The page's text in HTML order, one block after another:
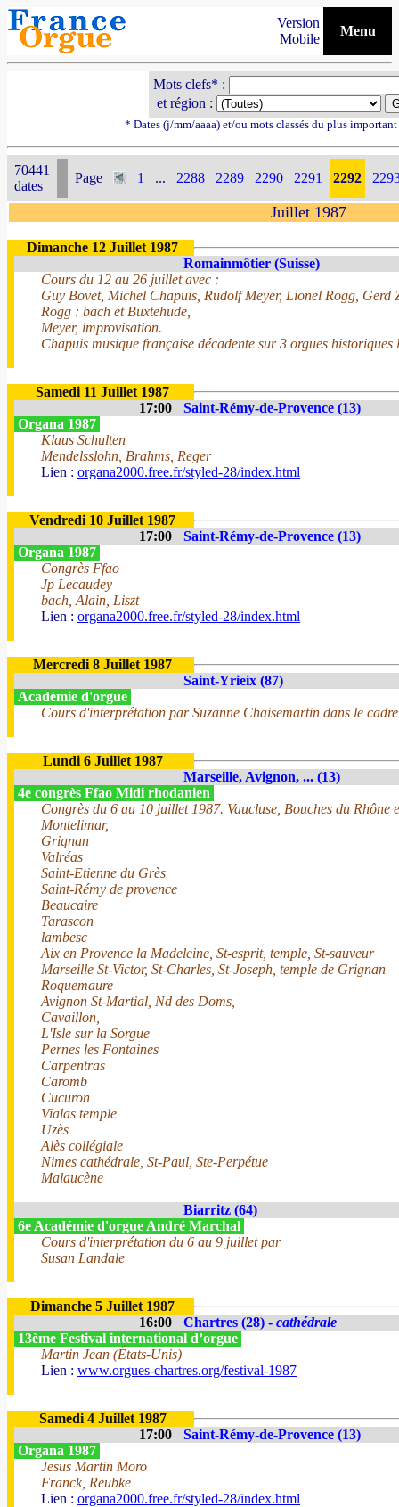
Version
Mobile
Menu
Mots clefs* :
et région :
* Dates (j/mm/aaaa) et/ou mots classés du plus
70441
dates
Page 1 ... 2288 2289 2290 2291 2292
Juillet 1987
Dimanche 12 Juillet 1987
Romainmôtier (Suisse)
Cours du 12 au 26 juillet avec :
Guy Bovet, Michel Chapuis, Rudolf Meyer, Lionel Rogg, Gerd
Rogg : bach et Buxtehude,
Meyer, improvisation.
Chapuis musique française décadente sur 3 orgues
Samedi 11 Juillet 1987
17:00
Saint-Rémy-de-Provence (13)
Organa 1987
Klaus Schulten
Mendelsslohn, Brahms, Reger
Lien : organa2000.free.fr/styled-28/index.html
Vendredi 10 Juillet 1987
17:00
Saint-Rémy-de-Provence (13)
Organa 1987
Congrès Ffao
Jp Lecaudey
bach, Alain, Liszt
Lien : organa2000.free.fr/styled-28/index.html
Mercredi 8 Juillet 1987
Saint-Yrieix (87)
Académie d'orgue
Cours d'interprétation par Suzanne Chaisemartin dans le
Lundi 6 Juillet 1987
Marseille, Avignon, ... (13)
4e congrès Ffao Midi rhodanien
Congrès du 6 au 10 juillet 1987. Vaucluse, Bouches du Rhône
Montelimar,
Grignan
Valréas
Saint-Etienne du Grès
Saint-Rémy de provence
Beaucaire
Tarascon
lambesc
Aix en Provence la Madeleine, St-esprit, temple, St-sauveur
Marseille St-Victor, St-Charles, St-Joseph, temple de Grignan
Roquemaure
Avignon St-Martial, Nd des Doms,
Cavaillon,
L'Isle sur la Sorgue
Pernes les Fontaines
Carpentras
Caromb
Cucuron
Vialas temple
Uzès
Alès collégiale
Nimes cathédrale, St-Paul, Ste-Perpétue
Malaucène
Biarritz (64)
6e Académie d'orgue André Marchal
Cours d'interprétation du 6 au 9 juillet par
Susan Landale
Dimanche 5 Juillet 1987
16:00
Chartres (28) - cathédrale
13ème Festival international d’orgue
Martin Jean (États-Unis)
Lien : www.orgues-chartres.org/festival-1987
Samedi 4 Juillet 1987
17:00
Saint-Rémy-de-Provence (13)
Organa 1987
Jesus Martin Moro
Franck, Reubke
Lien : organa2000.free.fr/styled-28/index.html